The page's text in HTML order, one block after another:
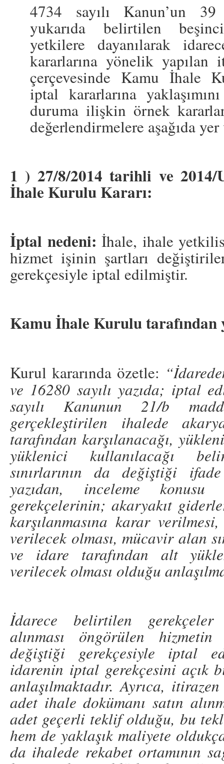
4734 sayılı Kanun’un
yukarıda belirtilen
yetkilere dayanılarak
kararlarına yönelik yapılan
çerçevesinde Kamu İhale
iptal kararlarına
duruma ilişkin örnek
değerlendirmelere aşağıda
1 ) 27/8/2014 tarihli ve 2014/
İhale Kurulu Kararı:
İptal nedeni:İhale, ihale
hizmet işinin şartları
gerekçesiyle iptal edilmiştir.
Kamu İhale Kurulu tarafından
Kurul kararında özetle: “
ve 16280 sayılı yazıda; iptal
sayılı Kanunun 21/b
gerçekleştirilen ihalede
tarafından karşılanacağı,
yüklenici kullanılacağı
sınırlarının da değiştiği
yazıdan, inceleme
gerekçelerinin; akaryakıt
karşılanmasına karar
verilecek olması, mücavir alan
ve idare tarafından alt
verilecek olması olduğu
İdarece belirtilen
alınması öngörülen
değiştiği gerekçesiyle iptal
idarenin iptal gerekçesini açık
anlaşılmaktadır. Ayrıca,
adet ihale dokümanı satın
adet geçerli teklif olduğu, bu
hem de yaklaşık maliyete
da ihalede rekabet ortamının